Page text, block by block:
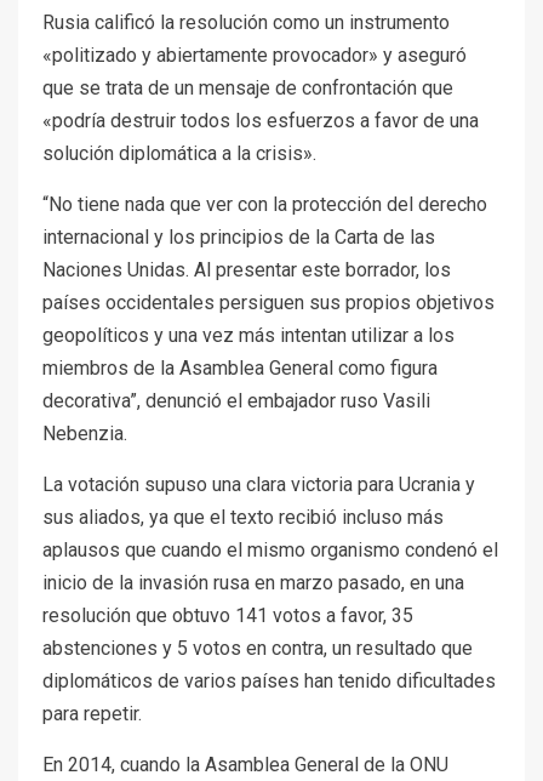
Rusia calificó la resolución como un instrumento
«politizado y abiertamente provocador» y aseguró
que se trata de un mensaje de confrontación que
«podría destruir todos los esfuerzos a favor de una
solución diplomática a la crisis».
“No tiene nada que ver con la protección del derecho
internacional y los principios de la Carta de las
Naciones Unidas. Al presentar este borrador, los
países occidentales persiguen sus propios objetivos
geopolíticos y una vez más intentan utilizar a los
miembros de la Asamblea General como figura
decorativa”, denunció el embajador ruso Vasili
Nebenzia.
La votación supuso una clara victoria para Ucrania y
sus aliados, ya que el texto recibió incluso más
aplausos que cuando el mismo organismo condenó el
inicio de la invasión rusa en marzo pasado, en una
resolución que obtuvo 141 votos a favor, 35
abstenciones y 5 votos en contra, un resultado que
diplomáticos de varios países han tenido dificultades
para repetir.
En 2014, cuando la Asamblea General de la ONU